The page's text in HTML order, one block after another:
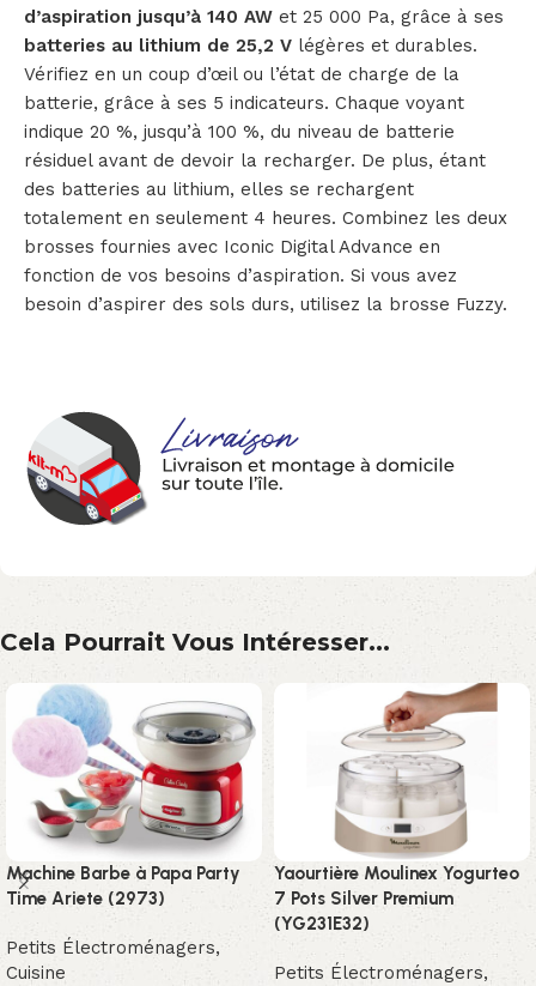
d’aspiration jusqu’à 140 AW et 25 000 Pa, grâce à ses
batteries au lithium de 25,2 V légères et durables.
Vérifiez en un coup d’œil ou l’état de charge de la
batterie, grâce à ses 5 indicateurs. Chaque voyant
indique 20 %, jusqu’à 100 %, du niveau de batterie
résiduel avant de devoir la recharger. De plus, étant
des batteries au lithium, elles se rechargent
totalement en seulement 4 heures. Combinez les deux
brosses fournies avec Iconic Digital Advance en
fonction de vos besoins d’aspiration. Si vous avez
besoin d’aspirer des sols durs, utilisez la brosse Fuzzy.
Cela Pourrait Vous Intéresser...
Machine Barbe à Papa Party
Time Ariete (2973)
Petits Électroménagers,
Cuisine
Yaourtière Moulinex Yogurteo
7 Pots Silver Premium
(YG231E32)
Petits Électroménagers,